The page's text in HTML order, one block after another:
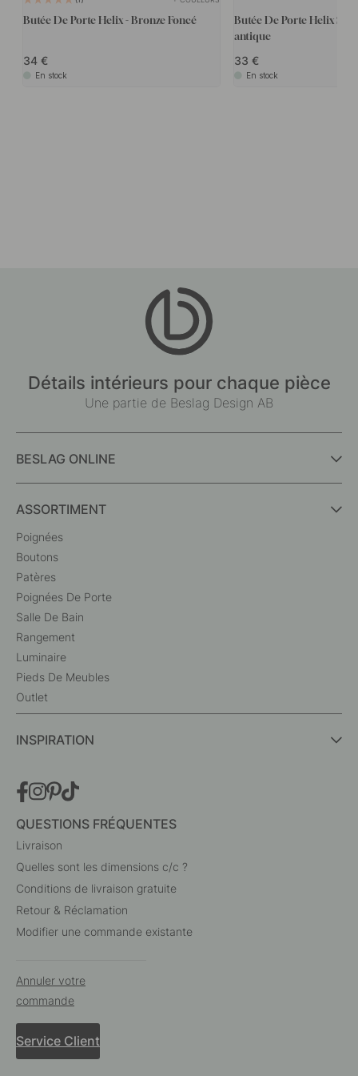
Butée De Porte Helix - Bronze Foncé
34
En stock
Butée De Porte Helix
antique
33
En stock
Détails intérieurs pour chaque pièce
Une partie de Beslag Design AB
BESLAG ONLINE
ASSORTIMENT
Poignées
Boutons
Patères
Poignées De Porte
Salle De Bain
Rangement
Luminaire
Pieds De Meubles
Outlet
INSPIRATION
QUESTIONS FRÉQUENTES
Livraison
Quelles sont les dimensions c/c ?
Conditions de livraison gratuite
Retour & Réclamation
Modifier une commande existante
Annuler votre
commande
Service Client